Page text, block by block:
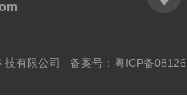
技有限公司 备案号： 粤ICP备